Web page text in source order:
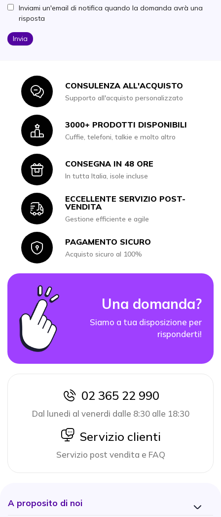
Inviami un'email di notifica quando la domanda avrà una
risposta
Invia
IconCONSULENZA ALL'ACQUISTO
Supporto all'acquisto personalizzato
Icon3000+ PRODOTTI DISPONIBILI
Cuffie, telefoni, talkie e molto altro
IconCONSEGNA IN 48 ORE
In tutta Italia, isole incluse
Icon
ECCELLENTE SERVIZIO POST-
VENDITA
Gestione efficiente e agile
IconPAGAMENTO SICURO
Acquisto sicuro al 100%
Una domanda?
Siamo a tua disposizione per
risponderti!
icon
02 365 22 990
Dal lunedi al venerdi dalle 8:30 alle 18:30
icon
Servizio clienti
Servizio post vendita e FAQ
A proposito di noi